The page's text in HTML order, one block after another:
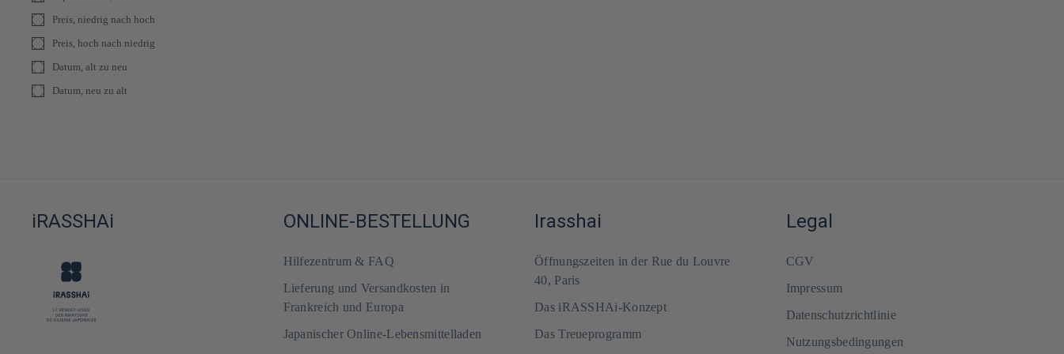
Preis, niedrig nach hoch
Preis, hoch nach niedrig
Datum, alt zu neu
Datum, neu zu alt
iRASSHAi ONLINE-BESTELLUNG
Hilfezentrum & FAQ
Lieferung und Versandkosten in
Frankreich und Europa
Japanischer Online-Lebensmittelladen
Irasshai
Öffnungszeiten in der Rue du Louvre
40, Paris
Das iRASSHAi-Konzept
Das Treueprogramm
Legal
CGV
Impressum
Datenschutzrichtlinie
Nutzungsbedingungen